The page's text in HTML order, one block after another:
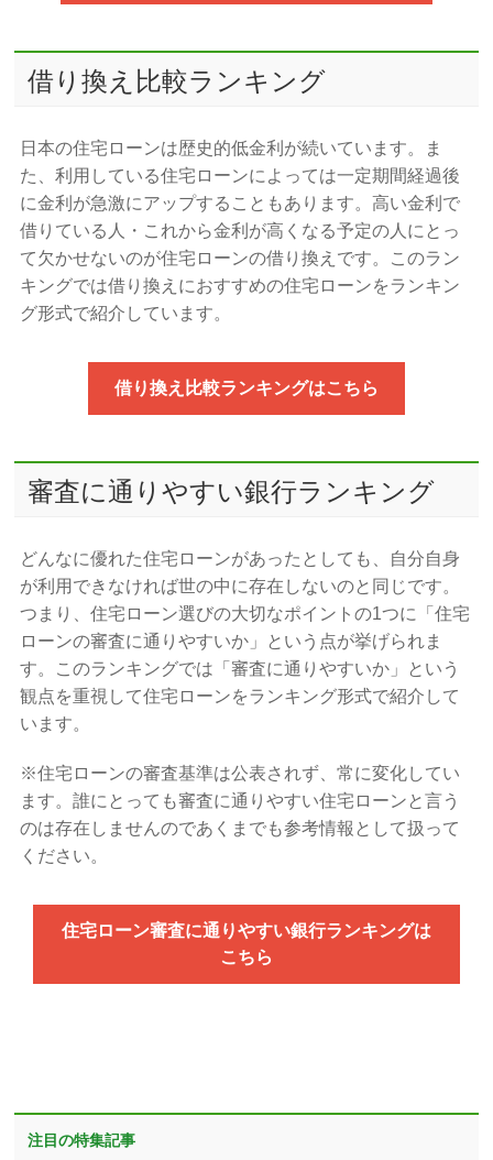
借り換え比較ランキング
日本の住宅ローンは歴史的低金利が続いています。ま
た、利用している住宅ローンによっては一定期間経過後
に金利が急激にアップすることもあります。高い金利で
借りている人・これから金利が高くなる予定の人にとっ
て欠かせないのが住宅ローンの借り換えです。このラン
キングでは借り換えにおすすめの住宅ローンをランキン
グ形式で紹介しています。
借り換え比較ランキングはこちら
審査に通りやすい銀行ランキング
どんなに優れた住宅ローンがあったとしても、自分自身
が利用できなければ世の中に存在しないのと同じです。
つまり、住宅ローン選びの大切なポイントの1つに「住宅
ローンの審査に通りやすいか」という点が挙げられま
す。このランキングでは「審査に通りやすいか」という
観点を重視して住宅ローンをランキング形式で紹介して
います。
※住宅ローンの審査基準は公表されず、常に変化してい
ます。誰にとっても審査に通りやすい住宅ローンと言う
のは存在しませんのであくまでも参考情報として扱って
ください。
住宅ローン審査に通りやすい銀行ランキングは
こちら
注目の特集記事